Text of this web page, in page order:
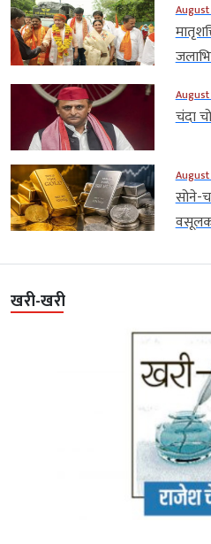
चंदा
सोने-
खरी-खरी